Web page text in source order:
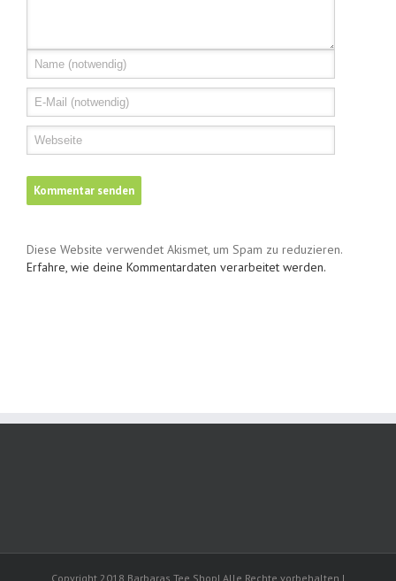
Diese Website verwendet Akismet, um Spam zu reduzieren.
Erfahre, wie deine Kommentardaten verarbeitet werden.
Copyright 2018 Barbaras Tee Shop| Alle Rechte vorbehalten |